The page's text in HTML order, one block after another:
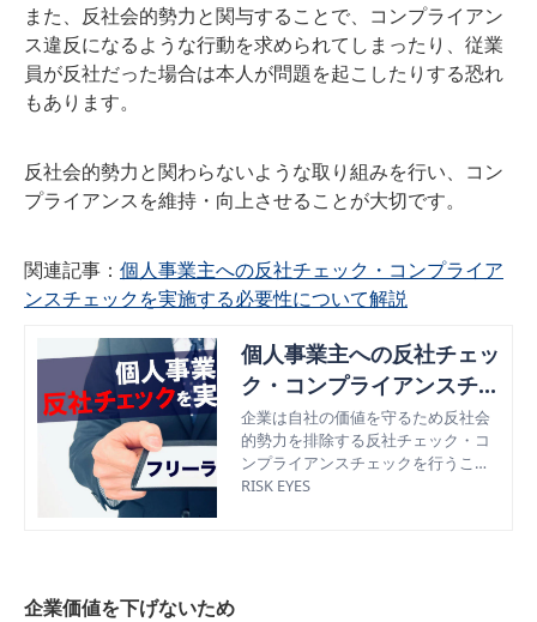
また、反社会的勢力と関与することで、コンプライアン
ス違反になるような行動を求められてしまったり、従業
員が反社だった場合は本人が問題を起こしたりする恐れ
もあります。
反社会的勢力と関わらないような取り組みを行い、コン
プライアンスを維持・向上させることが大切です。
関連記事： 個人事業主への反社チェック・コンプライア
ンスチェックを実施する必要性について解説
個人事業主への反社チェッ
ク・コンプライアンスチェ
ックを実施する必要性につ
いて解説
企業は自社の価値を守るため反社会
的勢力を排除する反社チェック・コ
ンプライアンスチェックを行うこと
が求められ、その対象には企業と同
RISK EYES
企業価値を下げないため